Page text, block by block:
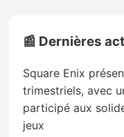
📰 Dernières
Square Enix
trimestriels, avec
participé aux
jeux